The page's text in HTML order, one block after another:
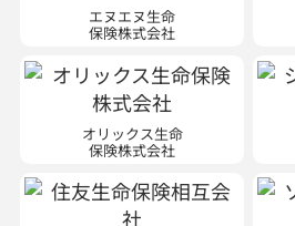
エヌエヌ生命
保険株式会社
オリックス生命
保険株式会社